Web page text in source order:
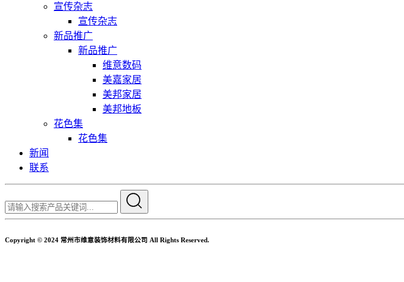
宣传杂志
宣传杂志
新品推广
新品推广
维意数码
美嘉家居
美邦家居
美邦地板
花色集
花色集
新闻
联系
Copyright © 2024 常州市维意装饰材料有限公司 All Rights Reserved.